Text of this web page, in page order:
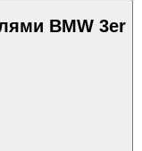
BMW 3er